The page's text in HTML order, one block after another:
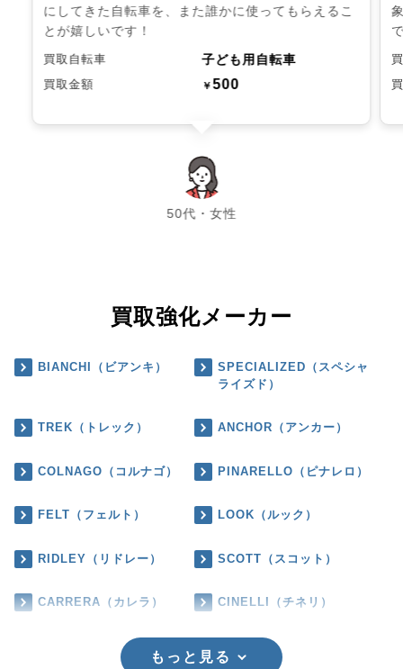
にしてきた自転車を、また誰かに使ってもらえるこ
とが嬉しいです！
買取自転車 子ども用自転車
買取金額 ￥500
50代・女性
chevron_left chevron_right
買取強化メーカー
BIANCHI（ビアンキ）
SPECIALIZED（スペシャ
ライズド）
TREK（トレック） ANCHOR（アンカー）
COLNAGO（コルナゴ） PINARELLO（ピナレロ）
FELT（フェルト） LOOK（ルック）
RIDLEY（リドレー） SCOTT（スコット）
CARRERA（カレラ） CINELLI（チネリ）
もっと見る